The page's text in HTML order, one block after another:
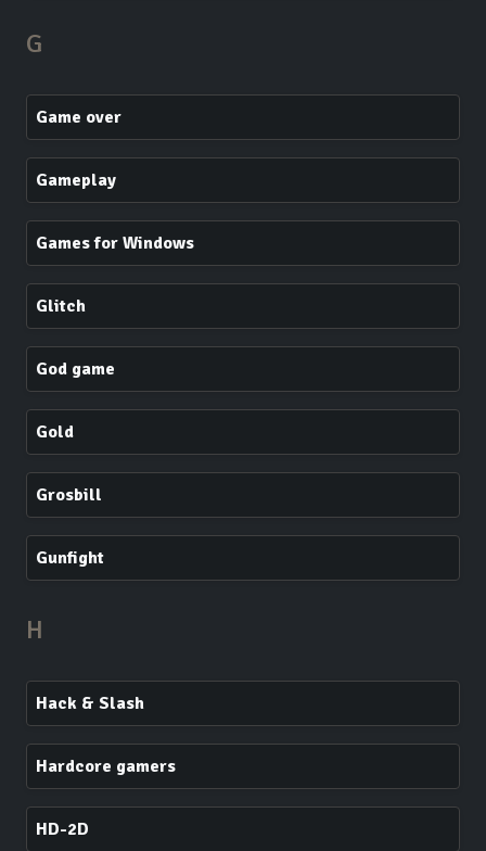
G
Game over
Gameplay
Games for Windows
Glitch
God game
Gold
Grosbill
Gunfight
H
Hack & Slash
Hardcore gamers
HD-2D